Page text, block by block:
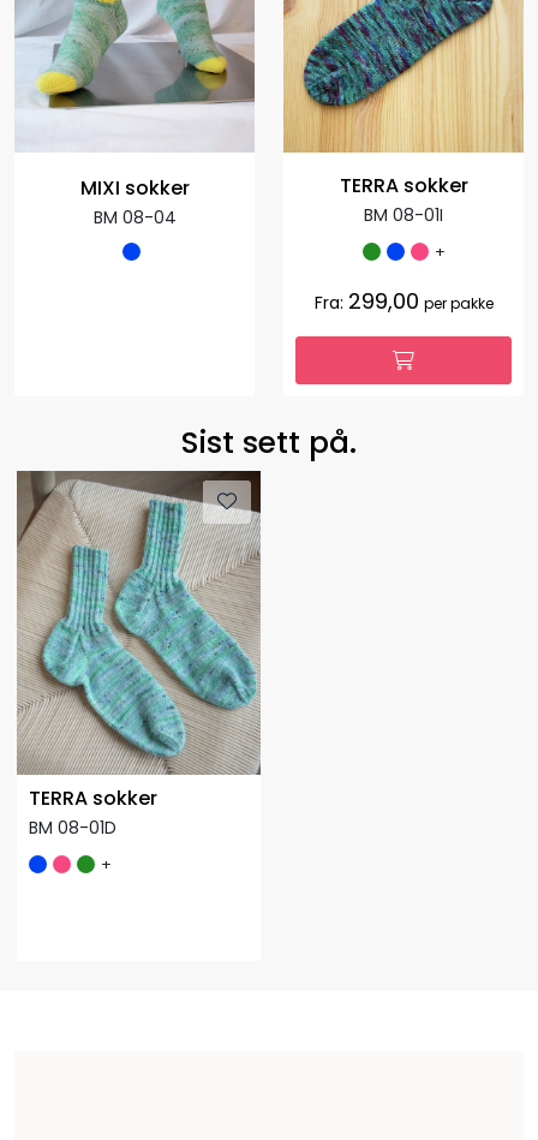
MIXI sokker
BM 08-04
TERRA sokker
BM 08-01I
+
Fra: 299,00 per pakke
Sist sett på.
TERRA sokker
BM 08-01D
+